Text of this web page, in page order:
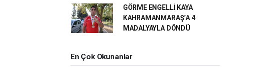
GÖRME ENGELLİ KAYA
KAHRAMANMARAŞ’A 4
MADALYAYLA DÖNDÜ
En Çok Okunanlar